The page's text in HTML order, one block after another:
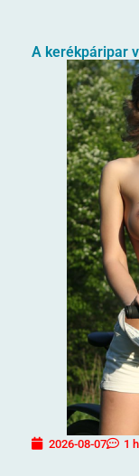
A kerékpáripar
2026-08-07 1